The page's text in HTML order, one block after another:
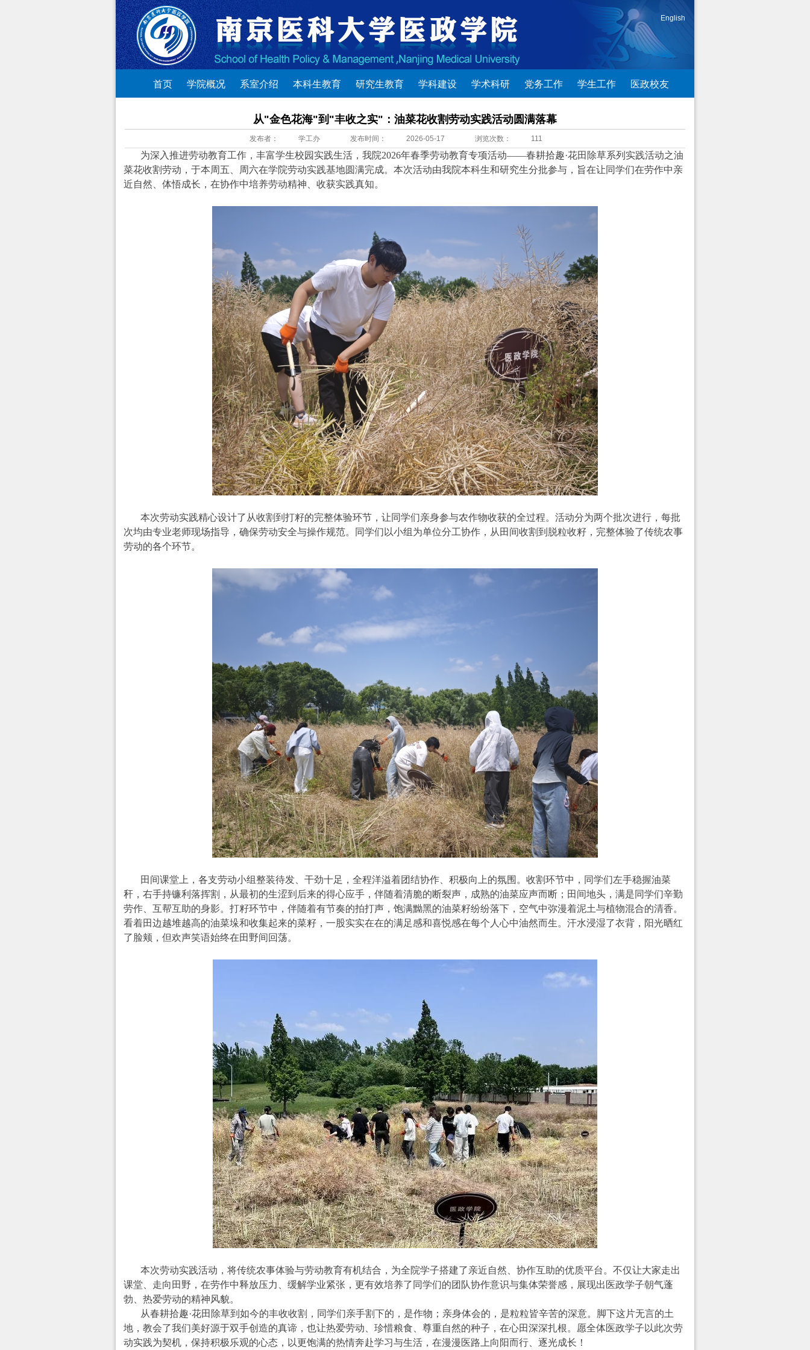
English
首页 学院概况 系室介绍 本科生教育 研究生教育 学科建设 学术科研 党务工作 学生工作 医政校友
从"金色花海"到"丰收之实"：油菜花收割劳动实践活动圆满落幕
发布者： 学工办 发布时间： 2026-05-17 浏览次数： 111
为深入推进劳动教育工作，丰富学生校园实践生活，我院2026年春季劳动教育专项活动——春耕拾趣·花田除草系列实践活动之油
菜花收割劳动，于本周五、周六在学院劳动实践基地圆满完成。本次活动由我院本科生和研究生分批参与，旨在让同学们在劳作中亲
近自然、体悟成长，在协作中培养劳动精神、收获实践真知。
本次劳动实践精心设计了从收割到打籽的完整体验环节，让同学们亲身参与农作物收获的全过程。活动分为两个批次进行，每批
次均由专业老师现场指导，确保劳动安全与操作规范。同学们以小组为单位分工协作，从田间收割到脱粒收籽，完整体验了传统农事
劳动的各个环节。
田间课堂上，各支劳动小组整装待发、干劲十足，全程洋溢着团结协作、积极向上的氛围 。 收割环节中，同学们左手稳握油菜
秆，右手持镰利落挥割，从最初的生涩到后来的得心应手，伴随着清脆的断裂声，成熟的油菜应声而断；田间地头，满是同学们辛勤
劳作、互帮互助的身影。打籽环节中 ，伴随着有节奏的拍打声，饱满黝黑的油菜籽纷纷落下，空气中弥漫着泥土与植物混合的清香。
看着田边越堆越高的油菜垛和收集起来的菜籽，一股实实在在的满足感和喜悦感在每个人心中油然而生。汗水浸湿了衣背，阳光晒红
了脸颊，但欢声笑语始终在田野间回荡。
本次劳动实践活动，将传统农事体验与劳动教育有机结合，为全院学子搭建了亲近自然、协作互助的优质平台。不仅让大家走出
课堂、走向田野，在劳作中释放压力、缓解学业紧张，更有效培养了同学们的团队协作意识与集体荣誉感，展现出医政学子朝气蓬
勃、热爱劳动的精神风貌。
从春耕拾趣·花田除草到如今的丰收收割，同学们亲手割下的，是作物；亲身体会的，是粒粒皆辛苦的深意。脚下这片无言的土
地，教会了我们美好源于双手创造的真谛，也让热爱劳动、珍惜粮食、尊重自然的种子，在心田深深扎根。愿全体医政学子以此次劳
动实践为契机，保持积极乐观的心态，以更饱满的热情奔赴学习与生活，在漫漫医路上向阳而行、逐光成长！